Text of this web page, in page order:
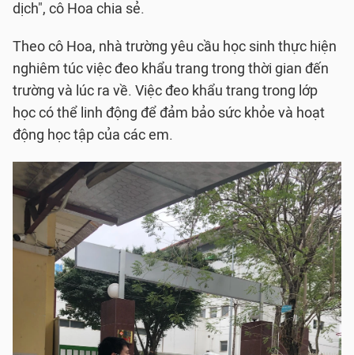
dịch", cô Hoa chia sẻ.
Theo cô Hoa, nhà trường yêu cầu học sinh thực hiện
nghiêm túc việc đeo khẩu trang trong thời gian đến
trường và lúc ra về. Việc đeo khẩu trang trong lớp
học có thể linh động để đảm bảo sức khỏe và hoạt
động học tập của các em.